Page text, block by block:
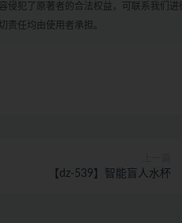
侵犯了原著者的合法权益，可联系我们
责任均由使用者承担。
【dz-539】智能盲人水杯